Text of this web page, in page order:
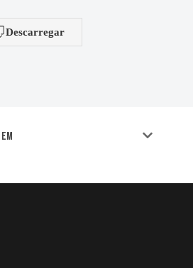
Descarregar